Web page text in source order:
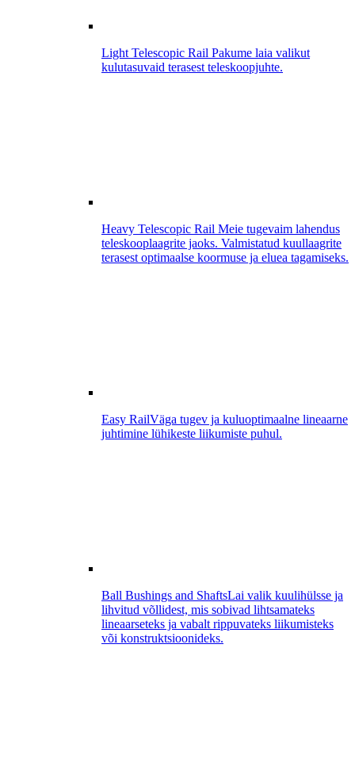
Light Telescopic Rail Pakume laia valikut
kulutasuvaid terasest teleskoopjuhte.
Heavy Telescopic Rail Meie tugevaim lahendus
teleskooplaagrite jaoks. Valmistatud kuullaagrite
terasest optimaalse koormuse ja eluea tagamiseks.
Easy RailVäga tugev ja kuluoptimaalne lineaarne
juhtimine lühikeste liikumiste puhul.
Ball Bushings and ShaftsLai valik kuulihülsse ja
lihvitud võllidest, mis sobivad lihtsamateks
lineaarseteks ja vabalt rippuvateks liikumisteks
või konstruktsioonideks.